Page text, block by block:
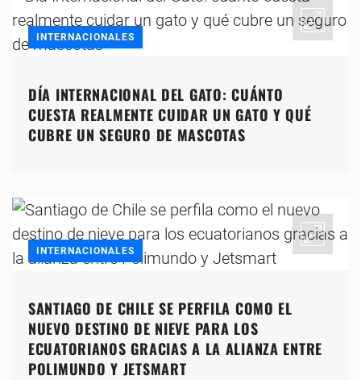
INTERNACIONALES
DÍA INTERNACIONAL DEL GATO: CUÁNTO
CUESTA REALMENTE CUIDAR UN GATO Y QUÉ
CUBRE UN SEGURO DE MASCOTAS
INTERNACIONALES
SANTIAGO DE CHILE SE PERFILA COMO EL
NUEVO DESTINO DE NIEVE PARA LOS
ECUATORIANOS GRACIAS A LA ALIANZA ENTRE
POLIMUNDO Y JETSMART